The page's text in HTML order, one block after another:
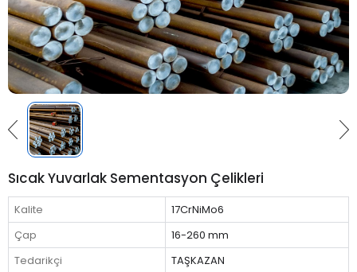
Sıcak Yuvarlak Sementasyon Çelikleri
Kalite
17CrNiMo6
Çap
16-260 mm
Tedarikçi
TAŞKAZAN